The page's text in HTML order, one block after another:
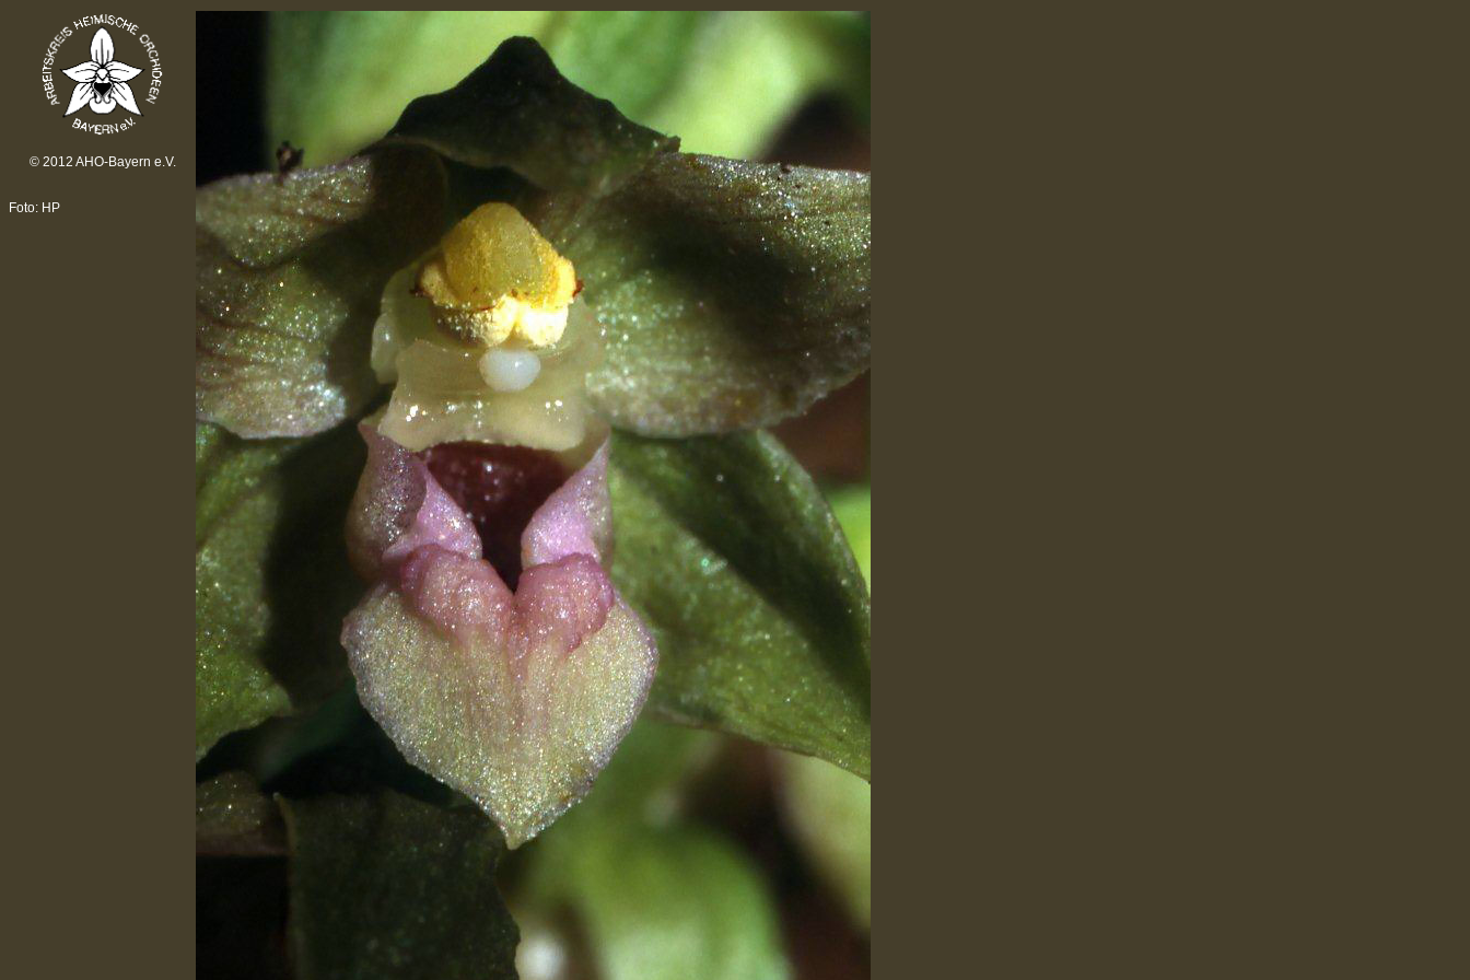
© 2012 AHO-Bayern e.V.
Foto: HP